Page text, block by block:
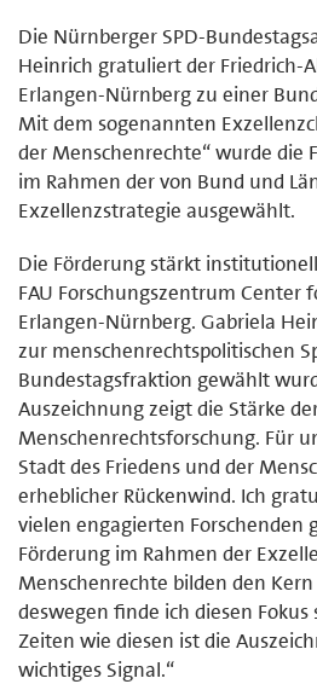
Die Nürnberger SPD-
Heinrich gratuliert der Friedrich-
Erlangen-Nürnberg zu einer
Mit dem sogenannten
der Menschenrechte“ wurde die
im Rahmen der von Bund und
Exzellenzstrategie ausgewählt.
Die Förderung stärkt
FAU Forschungszentrum Center
Erlangen-Nürnberg. Gabriela
zur menschenrechtspolitischen
Bundestagsfraktion gewählt
Auszeichnung zeigt die Stärke
Menschenrechtsforschung. Für
Stadt des Friedens und der
erheblicher Rückenwind. Ich
vielen engagierten Forschenden
Förderung im Rahmen der
Menschenrechte bilden den
deswegen finde ich diesen
Zeiten wie diesen ist die
wichtiges Signal.“